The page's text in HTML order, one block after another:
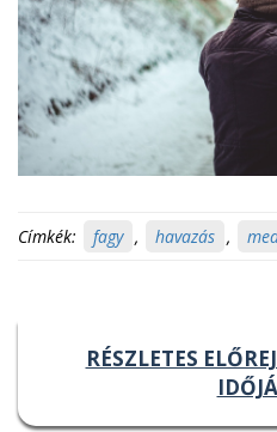
Címkék: fagy , havazás ,
RÉSZLETES